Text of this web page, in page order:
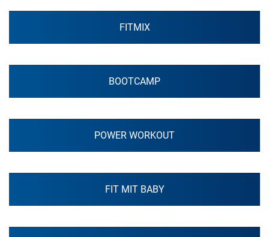
FITMIX
BOOTCAMP
POWER WORKOUT
FIT MIT BABY